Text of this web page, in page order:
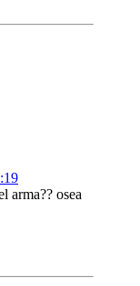
arma?? osea